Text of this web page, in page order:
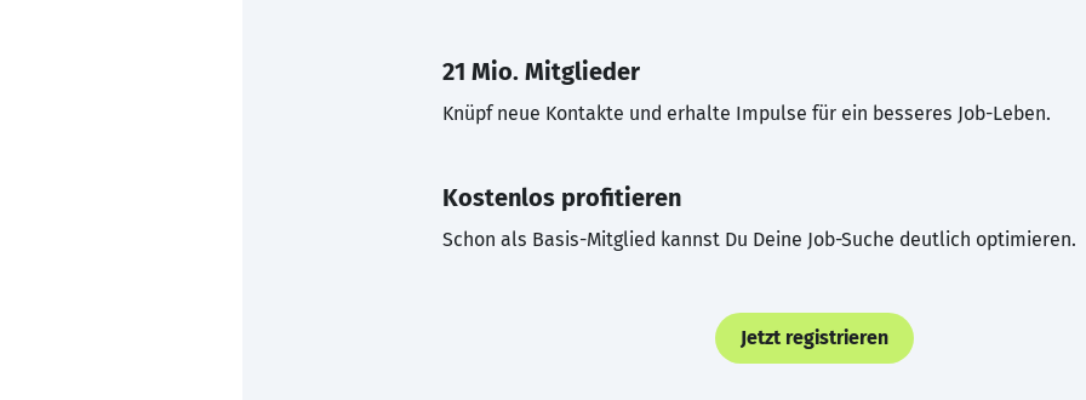
21 Mio. Mitglieder
Knüpf neue Kontakte und erhalte Impulse für ein besseres Job-Leben.
Kostenlos profitieren
Schon als Basis-Mitglied kannst Du Deine Job-Suche deutlich optimieren.
Jetzt registrieren